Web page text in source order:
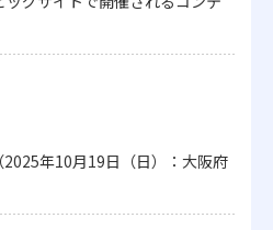
年10月19日（日）：大阪府